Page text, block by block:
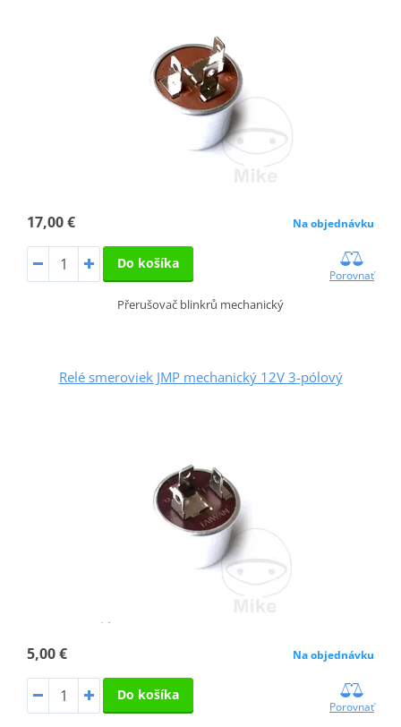
17,00 € Na objednávku
Do košíka
Porovnať
Přerušovač blinkrů mechanický
Relé smeroviek JMP mechanický 12V 3-pólový
5,00 € Na objednávku
Do košíka
Porovnať